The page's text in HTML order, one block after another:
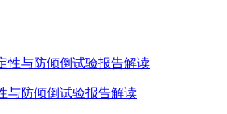
与防倾倒试验报告解读